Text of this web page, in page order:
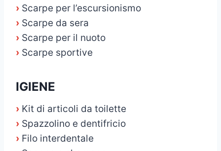
› Scarpe per l’escursionismo
› Scarpe da sera
› Scarpe per il nuoto
› Scarpe sportive
IGIENE
› Kit di articoli da toilette
› Spazzolino e dentifricio
› Filo interdentale